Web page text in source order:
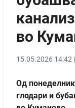
во
15.05.2026 14:42 |
Од
глодари и